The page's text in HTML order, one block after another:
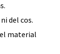
del cos.
material